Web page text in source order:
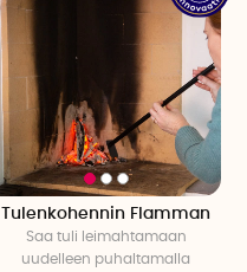
Tulenkohennin Flamman
Saa tuli leimahtamaan
uudelleen puhaltamalla